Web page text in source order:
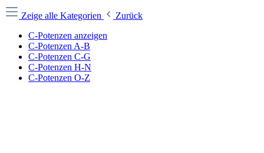
Zeige alle Kategorien
Zurück
C-Potenzen anzeigen
C-Potenzen A-B
C-Potenzen C-G
C-Potenzen H-N
C-Potenzen O-Z